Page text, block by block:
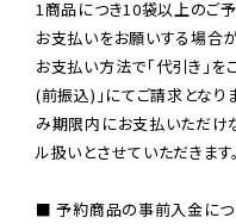
1商品につき10袋以上のご
お支払いをお願いする場合
お支払い方法で「代引き」
(前振込)」にてご請求となり
み期限内にお支払いただけ
ル扱いとさせていただきます。
■ 予約商品の事前入金につ